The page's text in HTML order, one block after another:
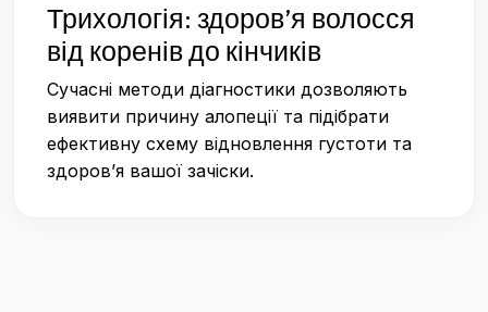
Трихологія: здоров’я волосся
від коренів до кінчиків
Сучасні методи діагностики дозволяють
виявити причину алопеції та підібрати
ефективну схему відновлення густоти та
здоров’я вашої зачіски.